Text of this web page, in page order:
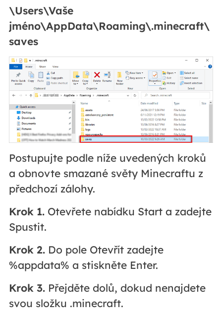
\Users\Vaše
jméno\AppData\Roaming\.minecraft\
saves
Postupujte podle níže uvedených kroků
a obnovte smazané světy Minecraftu z
předchozí zálohy.
Krok 1.Otevřete nabídku Start a zadejte
Spustit.
Krok 2.Do pole Otevřít zadejte
%appdata% a stiskněte Enter.
Krok 3.Přejděte dolů, dokud nenajdete
svou složku .minecraft.